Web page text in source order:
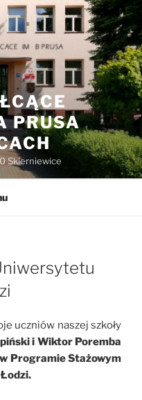
PRUSA
Skierniewice
uczniów naszej szkoły
i Wiktor Poremba
w Programie Stażowym